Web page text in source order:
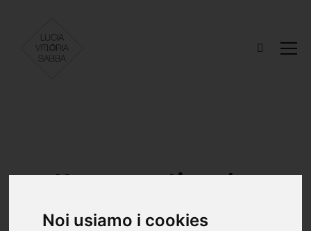
Noi usiamo i cookies
Unconventional
Mermaid